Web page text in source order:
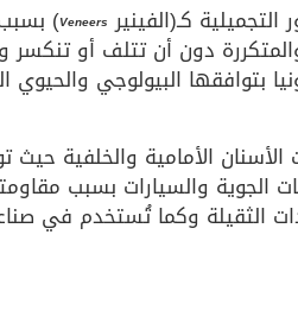
التجميلية كـ(الفينير Veneers
)
دون أن تتلف أو
بتوافقها البيولوجي والحيوي
الأمامية والخلفية حيث
الجوية والسيارات بسبب
الثقيلة وكما تُستخدم في